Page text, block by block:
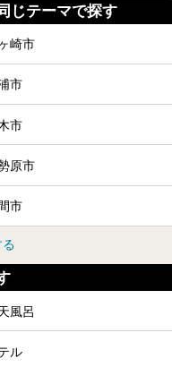
じテーマで探す
崎市
市
市
原市
市
風呂
ル